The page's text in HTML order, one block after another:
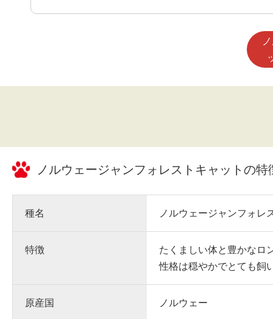
ノルウェージャンフォレストキャット の特
種名 ノルウェージャンフォレ
特徴
たくましい体と豊かなロ
性格は穏やかでとても飼
原産国 ノルウェー